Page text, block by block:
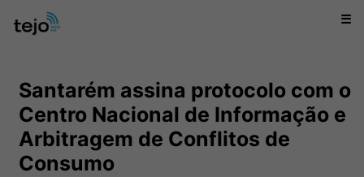
☰
Santarém assina protocolo com o
Centro Nacional de Informação e
Arbitragem de Conflitos de
Consumo